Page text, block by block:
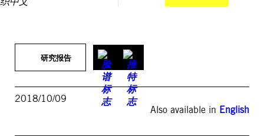
研究报告
2018/10/09
Also available in English